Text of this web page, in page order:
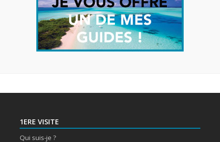
1ERE VISITE
Qui suis-je ?